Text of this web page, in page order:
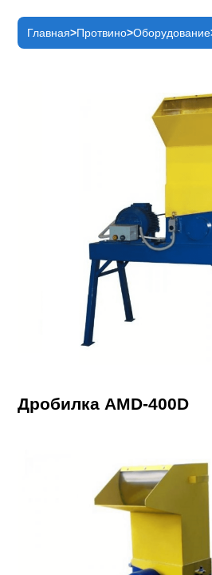
Главная Протвино Оборудование
Дробилка AMD-400D